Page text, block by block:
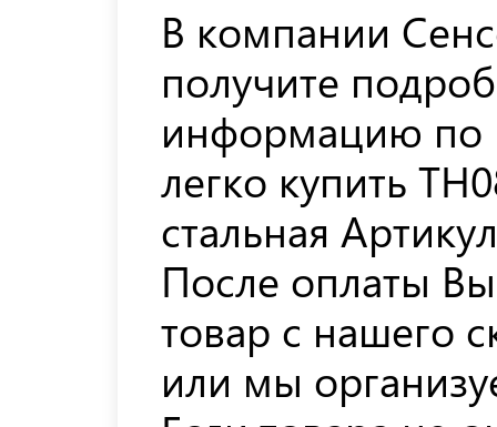
В компании
получите
информацию по
легко купить
стальная
После оплаты
товар с нашего
или мы